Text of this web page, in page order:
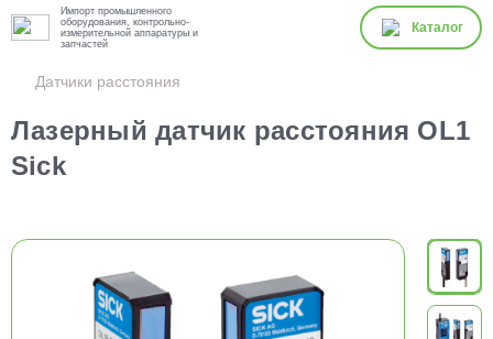
Импорт промышленного
оборудования, контрольно-
измерительной аппаратуры и
запчастей
Каталог
Датчики расстояния
Лазерный датчик расстояния OL1
Sick